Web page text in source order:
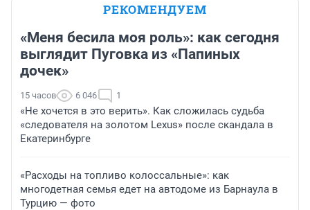
РЕКОМЕНДУЕМ
«Меня бесила моя роль»: как сегодня
выглядит Пуговка из «Папиных
дочек»
15 часов 6 046 1
«Не хочется в это верить». Как сложилась судьба
«следователя на золотом Lexus» после скандала в
Екатеринбурге
«Расходы на топливо колоссальные»: как
многодетная семья едет на автодоме из Барнаула в
Турцию — фото